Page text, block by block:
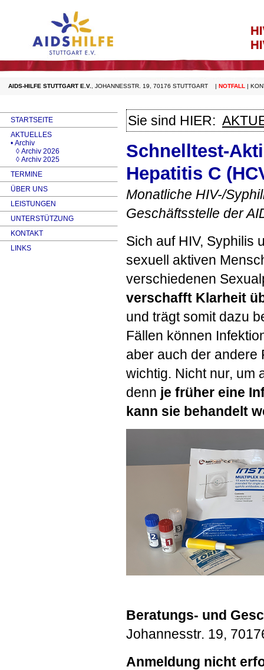
AIDS-HILFE STUTTGART E.V. JOHANNESSTR. 19, 70176 STUTTGART | NOTFALL |
STARTSEITE
AKTUELLES
• Archiv
◊ Archiv 2026
◊ Archiv 2025
TERMINE
ÜBER UNS
LEISTUNGEN
UNTERSTÜTZUNG
KONTAKT
LINKS
Sie sind HIER:
Schnelltest-
Hepatitis C
Monatliche HIV-/
Geschäftsstelle der
Sich auf HIV, Syphilis
sexuell aktiven
verschiedenen
verschafft Klarheit
und trägt somit dazu
Fällen können
aber auch der andere
wichtig. Nicht nur, um
denn je früher eine
kann sie behandelt
Beratungs- und
Johannesstr. 19,
Anmeldung nicht